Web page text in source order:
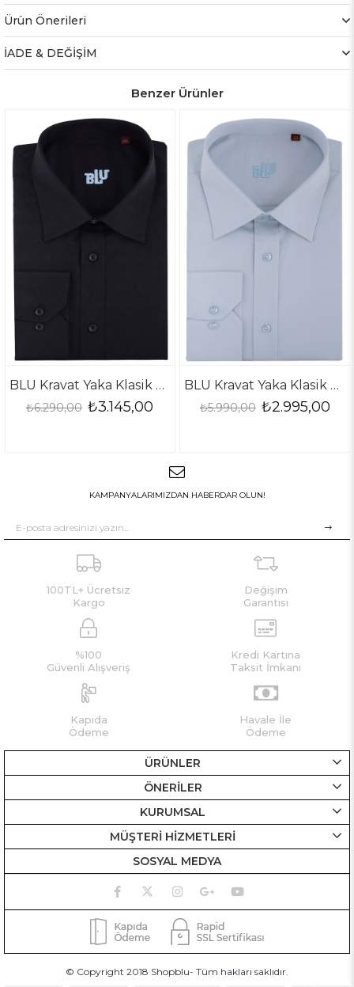
Ürün Önerileri
İADE & DEĞİŞİM
Benzer Ürünler
BLU Kravat Yaka Klasik Gömlek BLU Kravat Yaka Klasik Gömlek
₺2.995,00
₺5.990,00 ₺5.990,00
KAMPANYALARIMIZDAN HABERDAR OLUN!
100TL+ Ücretsiz
Kargo
Değişim
Garantisi
%100
Güvenli Alışveriş
Kredi Kartına
Taksit İmkanı
Kapıda
Ödeme
Havale İle
Ödeme
ÜRÜNLER
ÖNERİLER
KURUMSAL
MÜŞTERİ HİZMETLERİ
SOSYAL MEDYA
© Copyright 2018 Shopblu- Tüm hakları saklıdır.